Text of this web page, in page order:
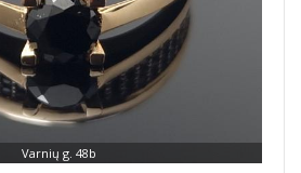
Varnių g. 48b